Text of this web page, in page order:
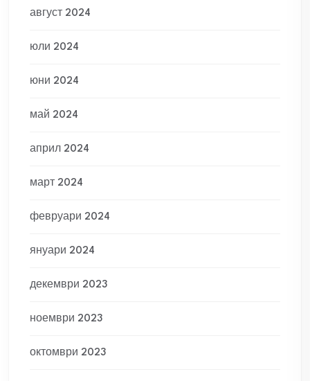
август 2024
юли 2024
юни 2024
май 2024
април 2024
март 2024
февруари 2024
януари 2024
декември 2023
ноември 2023
октомври 2023